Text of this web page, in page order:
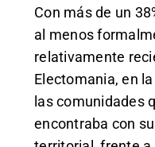
Con más de un
al menos
relativamente
Electomania, en
las comunidades
encontraba con